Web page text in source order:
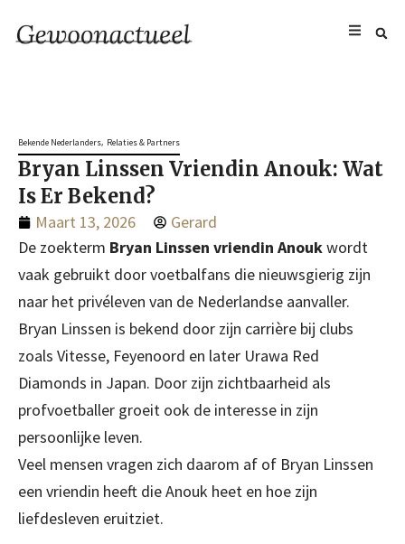
Bekende Nederlanders, Relaties & Partners
Bryan Linssen Vriendin Anouk: Wat
Is Er Bekend?
Maart 13, 2026
Gerard
De zoekterm Bryan Linssen vriendin Anoukwordt
vaak gebruikt door voetbalfans die nieuwsgierig zijn
naar het privéleven van de Nederlandse aanvaller.
Bryan Linssen is bekend door zijn carrière bij clubs
zoals Vitesse, Feyenoord en later Urawa Red
Diamonds in Japan. Door zijn zichtbaarheid als
profvoetballer groeit ook de interesse in zijn
persoonlijke leven.
Veel mensen vragen zich daarom af of Bryan Linssen
een vriendin heeft die Anouk heet en hoe zijn
liefdesleven eruitziet.